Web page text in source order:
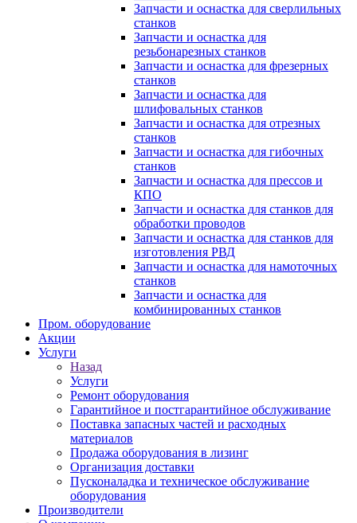
Запчасти и оснастка для сверлильных
станков
Запчасти и оснастка для
резьбонарезных станков
Запчасти и оснастка для фрезерных
станков
Запчасти и оснастка для
шлифовальных станков
Запчасти и оснастка для отрезных
станков
Запчасти и оснастка для гибочных
станков
Запчасти и оснастка для прессов и
КПО
Запчасти и оснастка для станков для
обработки проводов
Запчасти и оснастка для станков для
изготовления РВД
Запчасти и оснастка для намоточных
станков
Запчасти и оснастка для
комбинированных станков
Пром. оборудование
Акции
Услуги
Назад
Услуги
Ремонт оборудования
Гарантийное и постгарантийное обслуживание
Поставка запасных частей и расходных
материалов
Продажа оборудования в лизинг
Организация доставки
Пусконаладка и техническое обслуживание
оборудования
Производители